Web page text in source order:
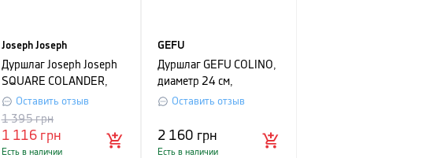
Joseph Joseph
Дуршлаг Joseph Joseph
SQUARE COLANDER,
22,1x23,5x13,3 см,
серый, 2 предмета
Оставить отзыв
1 116 грн
1 395грн
Есть в наличии
GEFU
Дуршлаг GEFU COLINO,
диаметр 24 см,
серебристый
Оставить отзыв
2 160 грн
Есть в наличии